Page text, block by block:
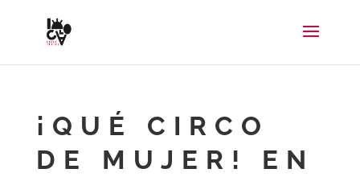
¡QUÉ CIRCO
DE MUJER! EN